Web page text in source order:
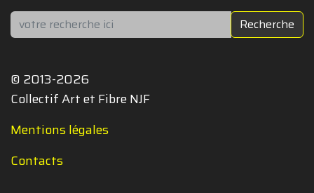
Rechercher Recherche
© 2013-2026
Collectif Art et Fibre NJF
Mentions légales
Contacts